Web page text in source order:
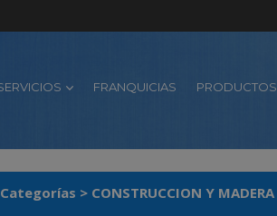
FRANQUICIAS PRODUCTOS
Categorías > CONSTRUCCION Y MADERA